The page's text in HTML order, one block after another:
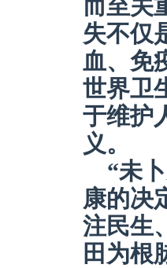
而至关
失不仅
血、免
世界卫
于维护
义。
“未
康的决
注民生
田为根